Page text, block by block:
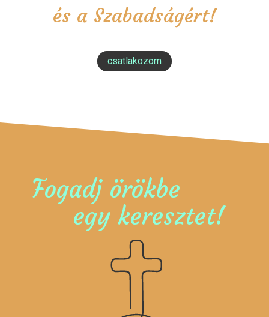
és a Szabadságért!
csatlakozom
Fogadj örökbe
egy keresztet!